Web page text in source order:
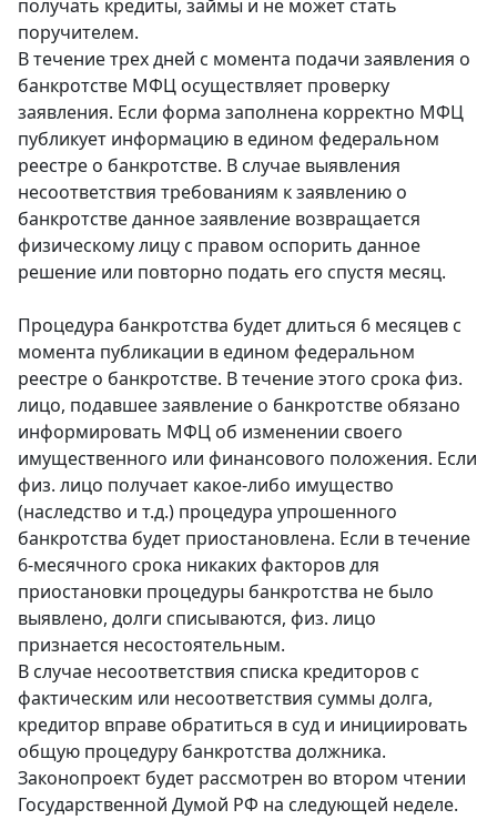
получать кредиты, займы и не может стать
поручителем.
В течение трех дней с момента подачи заявления о
банкротстве МФЦ осуществляет проверку
заявления. Если форма заполнена корректно МФЦ
публикует информацию в едином федеральном
реестре о банкротстве. В случае выявления
несоответствия требованиям к заявлению о
банкротстве данное заявление возвращается
физическому лицу с правом оспорить данное
решение или повторно подать его спустя месяц.
Процедура банкротства будет длиться 6 месяцев с
момента публикации в едином федеральном
реестре о банкротстве. В течение этого срока физ.
лицо, подавшее заявление о банкротстве обязано
информировать МФЦ об изменении своего
имущественного или финансового положения. Если
физ. лицо получает какое-либо имущество
(наследство и т.д.) процедура упрошенного
банкротства будет приостановлена. Если в течение
6-месячного срока никаких факторов для
приостановки процедуры банкротства не было
выявлено, долги списываются, физ. лицо
признается несостоятельным.
В случае несоответствия списка кредиторов с
фактическим или несоответствия суммы долга,
кредитор вправе обратиться в суд и инициировать
общую процедуру банкротства должника.
Законопроект будет рассмотрен во втором чтении
Государственной Думой РФ на следующей неделе.